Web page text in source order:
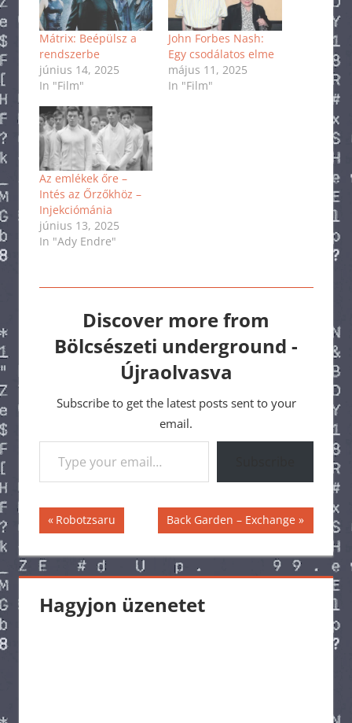
Mátrix: Beépülsz a
rendszerbe
június 14, 2025
In "Film"
John Forbes Nash:
Egy csodálatos elme
május 11, 2025
In "Film"
Az emlékek őre –
Intés az Őrzőkhöz –
Injekciómánia
június 13, 2025
In "Ady Endre"
Discover more from
Bölcsészeti underground -
Újraolvasva
Subscribe to get the latest posts sent to your
email.
Type your email…
Bejegyzés
navigáció
Previous
Post:
Robotzsaru
Next
Post:
Back Garden – Exchange
Hagyjon üzenetet